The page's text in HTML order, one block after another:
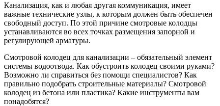
Канализация, как и любая другая коммуникация, имеет
важные технические узлы, к которым должен быть обеспечен
свободный доступ. По этой причине смотровые колодцы
устанавливаются во всех точках размещения запорной и
регулирующей арматуры.
Смотровой колодец для канализации – обязательный элемент
системы водоотвода. Как обустроить колодец своими руками?
Возможно ли справиться без помощи специалистов? Как
правильно подобрать строительные материалы? Смотровой
колодец из бетона или пластика? Какие инструменты вам
понадобятся?